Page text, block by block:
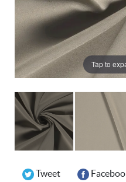
Tap to
Tweet